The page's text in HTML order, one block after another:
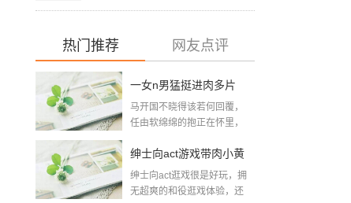
戏
热门推荐 网友点评
一女n男猛挺进肉多片
段：大尺寸的小黄说说
马开国不晓得该若何回覆，
任由软绵绵的抱正在怀里，
绅士向act游戏带肉小黄
游下载
绅士向act逛戏很是好玩，拥
无超爽的和役逛戏体验，还